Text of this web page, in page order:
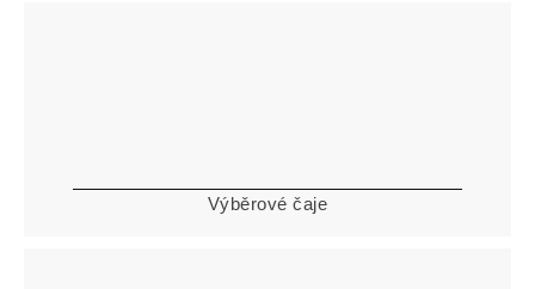
Výběrové čaje